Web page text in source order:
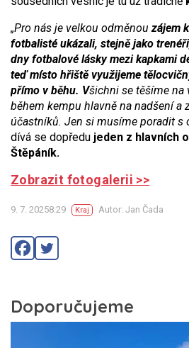
„Pro nás je velkou odměnou zájem
fotbalisté ukázali, stejně jako
dny fotbalové lásky mezi kapkami
teď místo hřiště využijeme
přímo v běhu. Všichni se těšíme na
během kempu hlavně na nadšení a
účastníků. Jen si musíme poradit s
dívá se dopředu jeden z hlavních
Štěpáník.
Zobrazit fotogalerii >>
9. 7. 20258:29 Kraj Autor: Jan Čada